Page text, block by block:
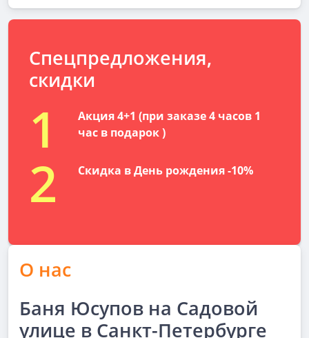
Спецпредложения,
скидки
1
Акция 4+1 (при заказе 4 часов 1
час в подарок )
2 Скидка в День рождения -10%
О нас
Баня Юсупов на Садовой
улице в Санкт-Петербурге